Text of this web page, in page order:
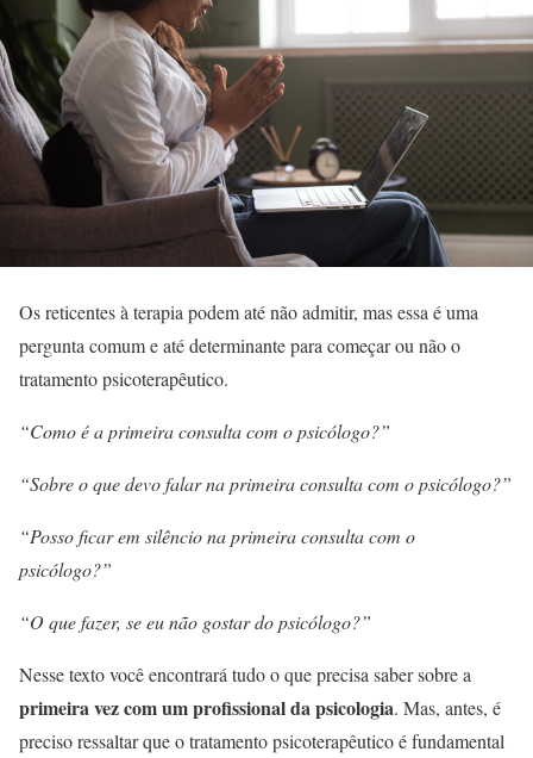
Os reticentes à terapia podem até não admitir, mas essa é uma
pergunta comum e até determinante para começar ou não o
tratamento psicoterapêutico.
“Como é a primeira consulta com o psicólogo?”
“Sobre o que devo falar na primeira consulta com o psicólogo?”
“Posso ficar em silêncio na primeira consulta com o
psicólogo?”
“O que fazer, se eu não gostar do psicólogo?”
Nesse texto você encontrará tudo o que precisa saber sobre a
primeira vez com um profissional da psicologia. Mas, antes, é
preciso ressaltar que o tratamento psicoterapêutico é fundamental